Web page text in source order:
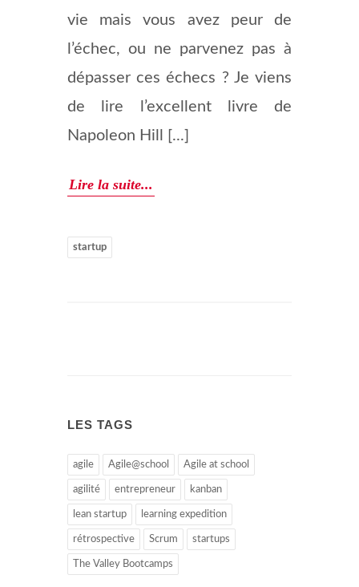
vie mais vous avez peur de
l’échec, ou ne parvenez pas à
dépasser ces échecs ? Je viens
de lire l’excellent livre de
Napoleon Hill [...]
Lire la suite...
startup
LES TAGS
agile Agile@school Agile at school
agilité entrepreneur kanban
lean startup learning expedition
rétrospective Scrum startups
The Valley Bootcamps